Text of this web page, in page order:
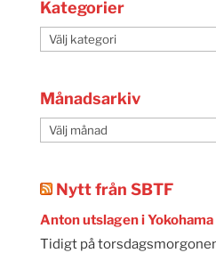
Kategorier
Kategorier
Månadsarkiv
Månadsarkiv
Nytt från SBTF
Anton utslagen i Yokohama
Tidigt på